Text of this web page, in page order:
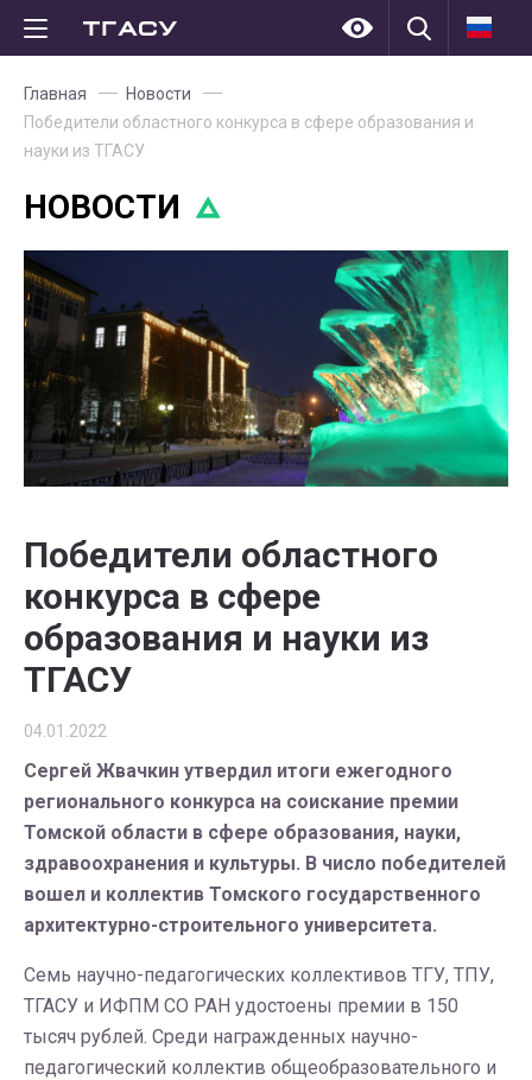
Главная
Новости
Победители областного конкурса в сфере образования и
науки из ТГАСУ
НОВОСТИ
Победители областного
конкурса в сфере
образования и науки из
ТГАСУ
04.01.2022
Сергей Жвачкин утвердил итоги ежегодного
регионального конкурса на соискание премии
Томской области в сфере образования, науки,
здравоохранения и культуры. В число победителей
вошел и коллектив Томского государственного
архитектурно-строительного университета.
Семь научно-педагогических коллективов ТГУ, ТПУ,
ТГАСУ и ИФПМ СО РАН удостоены премии в 150
тысяч рублей. Среди награжденных научно-
педагогический коллектив общеобразовательного и